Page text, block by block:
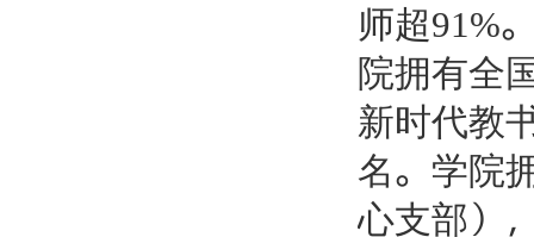
师超91%
院拥有全
新时代教
名。学院
心支部）